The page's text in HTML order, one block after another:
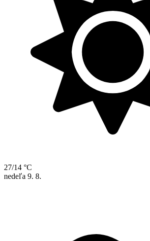
27/14 °C
nedeľa 9. 8.